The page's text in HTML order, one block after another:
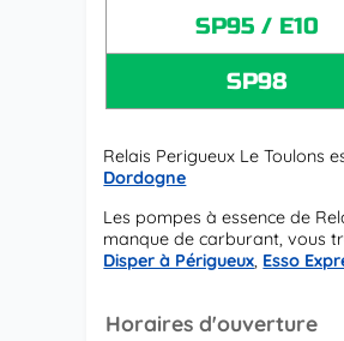
SP95 / E10
SP98
Relais Perigueux Le Toulons
Dordogne
Les pompes à essence de
manque de carburant, vous
Disper à Périgueux, Esso
Horaires d'ouverture